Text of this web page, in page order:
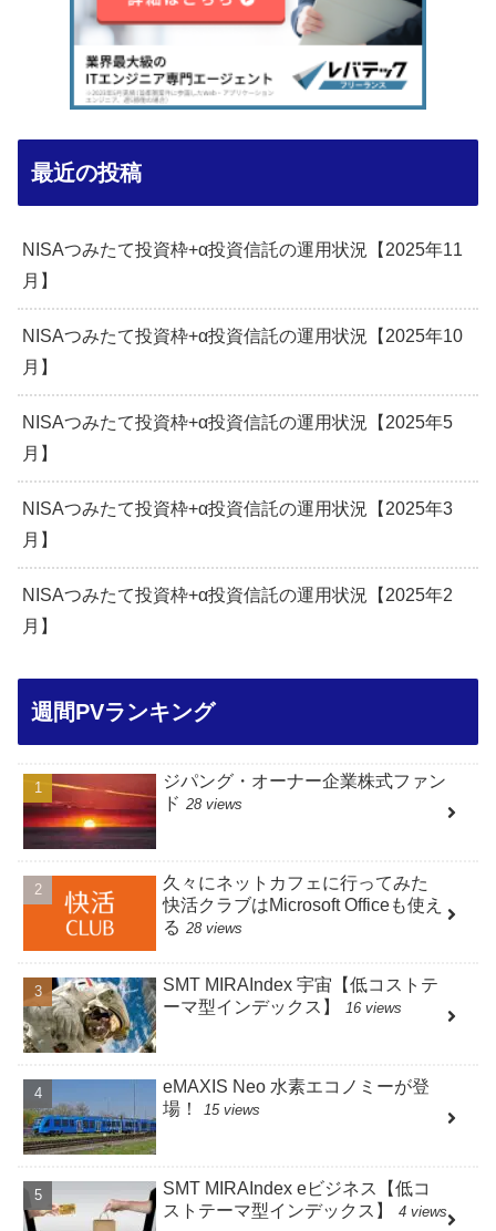
最近の投稿
NISAつみたて投資枠+α投資信託の運用状況【2025年11
月】
NISAつみたて投資枠+α投資信託の運用状況【2025年10
月】
NISAつみたて投資枠+α投資信託の運用状況【2025年5
月】
NISAつみたて投資枠+α投資信託の運用状況【2025年3
月】
NISAつみたて投資枠+α投資信託の運用状況【2025年2
月】
週間PVランキング
ジパング・オーナー企業株式ファン
ド 28 views
久々にネットカフェに行ってみた
快活クラブはMicrosoft Officeも使え
る 28 views
SMT MIRAIndex 宇宙【低コストテ
ーマ型インデックス】
16 views
eMAXIS Neo 水素エコノミーが登
場！
15 views
SMT MIRAIndex eビジネス【低コ
ストテーマ型インデックス】
4 views